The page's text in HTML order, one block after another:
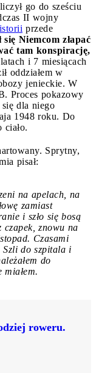
go do sześciu
II wojny
przede
się Niemcom złapać
tam konspirację,
i 7 miesiącach
oddziałem w
jenieckie. W
Proces pokazowy
dla niego
1948 roku. Do
Sprytny,
pisał:
na apelach, na
zamiast
i szło się bosą
znowu na
Czasami
Szli do szpitala i
do
roweru.